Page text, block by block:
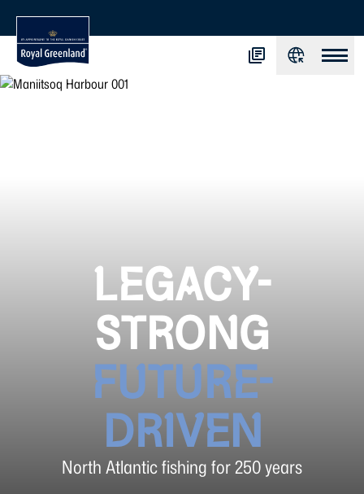
LEGACY-
STRONG
FUTURE-
DRIVEN
North Atlantic fishing for 250 years